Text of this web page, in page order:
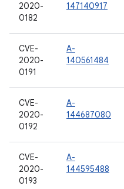
2020-
0182
147140917
CVE-
2020-
0191
A-
140561484
CVE-
2020-
0192
A-
144687080
CVE-
2020-
0193
A-
144595488